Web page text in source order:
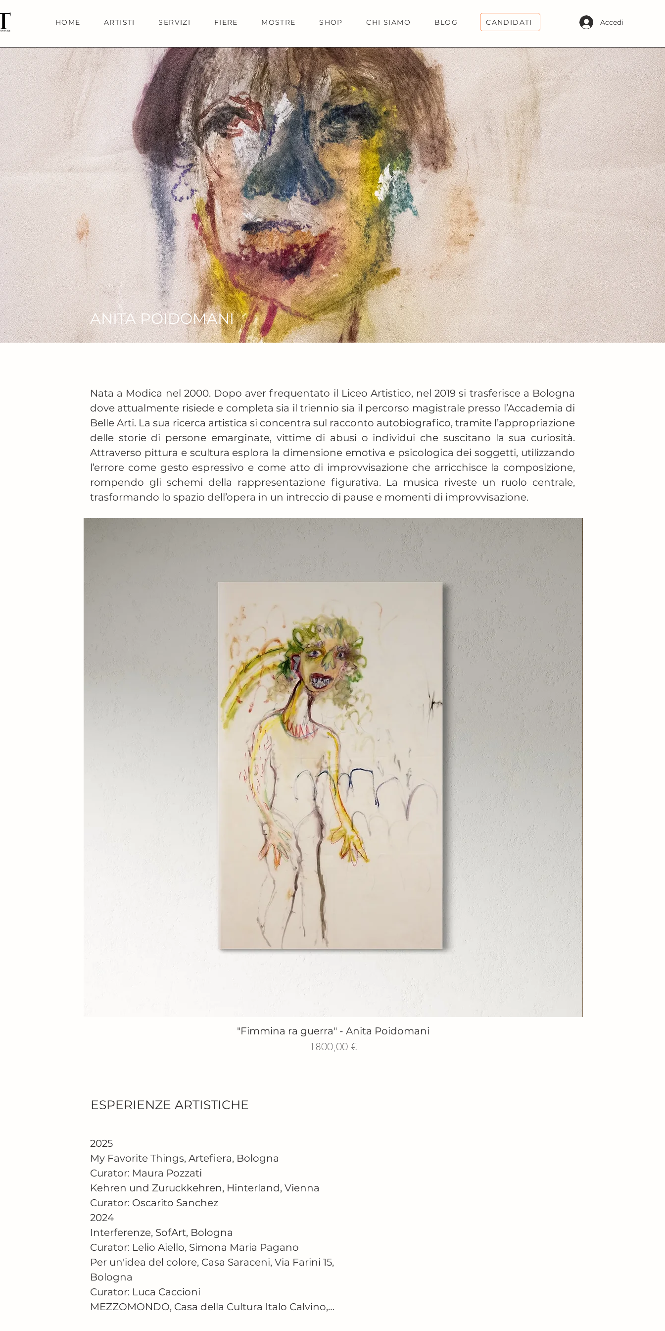
HOME ARTISTI SERVIZI FIERE MOSTRE SHOP CHI SIAMO BLOG Accedi
CANDIDATI
ANITA POIDOMANI
Nata a Modica nel 2000. Dopo aver frequentato il Liceo Artistico, nel 2019 si trasferisce a Bologna
dove attualmente risiede e completa sia il triennio sia il percorso magistrale presso l’Accademia di
Belle Arti. La sua ricerca artistica si concentra sul racconto autobiografico, tramite l’appropriazione
delle storie di persone emarginate, vittime di abusi o individui che suscitano la sua curiosità.
Attraverso pittura e scultura esplora la dimensione emotiva e psicologica dei soggetti, utilizzando
l’errore come gesto espressivo e come atto di improvvisazione che arricchisce la composizione,
rompendo gli schemi della rappresentazione figurativa. La musica riveste un ruolo centrale,
trasformando lo spazio dell’opera in un intreccio di pause e momenti di improvvisazione.
Vista rapida
"Fimmina ra guerra" - Anita Poidomani
Prezzo
1800,00 €
ESPERIENZE ARTISTICHE
2025
My Favorite Things, Artefiera, Bologna
Curator: Maura Pozzati
Kehren und Zuruckkehren, Hinterland, Vienna
Curator: Oscarito Sanchez
2024
Interferenze, SofArt, Bologna
Curator: Lelio Aiello, Simona Maria Pagano
Per un'idea del colore, Casa Saraceni, Via Farini 15,
Bologna
Curator: Luca Caccioni
MEZZOMONDO, Casa della Cultura Italo Calvino,